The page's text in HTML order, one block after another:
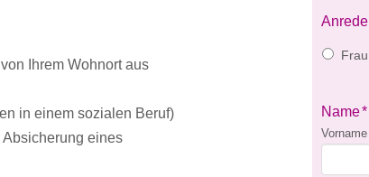
Ihrem Wohnort aus
in einem sozialen Beruf)
eines
Anrede
Frau
Name*
Vorname